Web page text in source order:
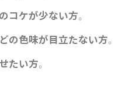
コケが少ない方。
の色味が目立たない方。
たい方。